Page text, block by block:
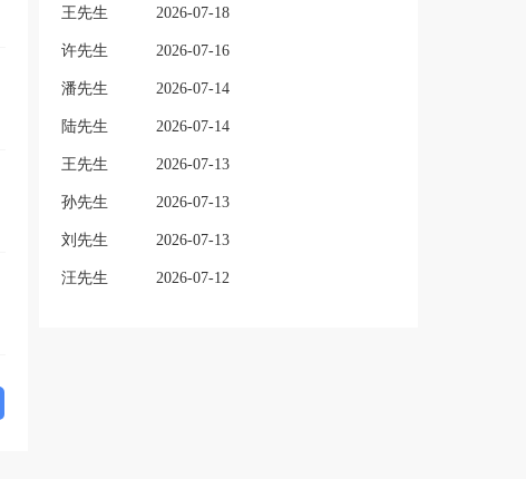
王先生 2026-07-18
许先生 2026-07-16
潘先生 2026-07-14
陆先生 2026-07-14
王先生 2026-07-13
孙先生 2026-07-13
刘先生 2026-07-13
汪先生 2026-07-12